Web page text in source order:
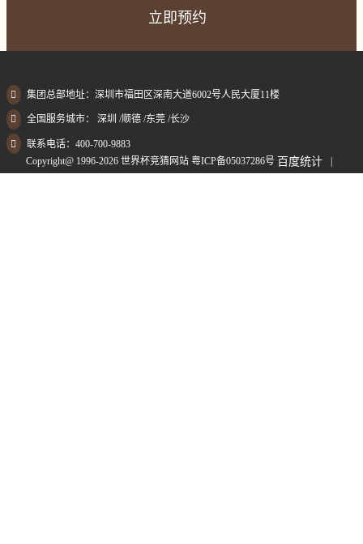
立即预约
集团总部地址：深圳市福田区深南大道6002号人民大厦11楼
全国服务城市： 深圳 /顺德 /东莞 /长沙
联系电话：400-700-9883
Copyright@ 1996-2026 世界杯竞猜网站 粤ICP备05037286号 百度统计 |